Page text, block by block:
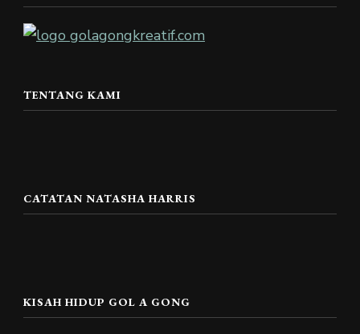
TENTANG KAMI
CATATAN NATASHA HARRIS
KISAH HIDUP GOL A GONG